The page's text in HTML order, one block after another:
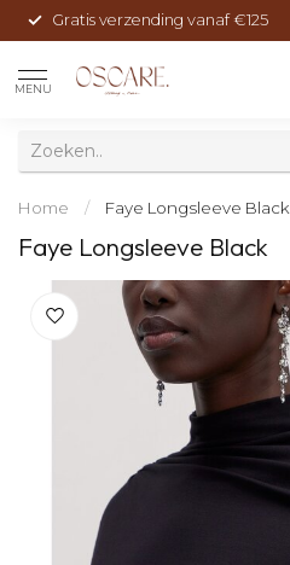
Gratis verzending vanaf €125
MENU
Home / Faye Longsleeve Black
Faye Longsleeve Black